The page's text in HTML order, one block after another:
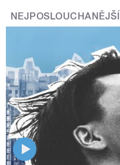
NEJPOSLOUCHANĚJŠÍ